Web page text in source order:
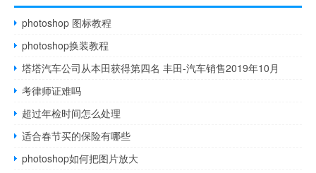
photoshop 图标教程
photoshop换装教程
塔塔汽车公司从本田获得第四名 丰田-汽车销售2019年10月
考律师证难吗
超过年检时间怎么处理
适合春节买的保险有哪些
photoshop如何把图片放大